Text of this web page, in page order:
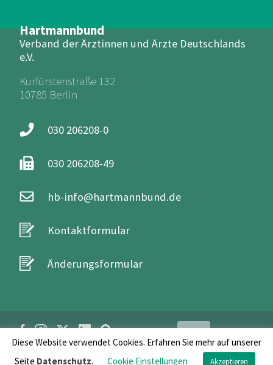
Hartmannbund
Verband der Ärztinnen und Ärzte Deutschlands
e.V.
Kurfürstenstraße 132
10785 Berlin
030 206208-0
030 206208-49
hb-info@hartmannbund.de
Kontaktformular
Änderungsformular
Login
FAQs Impressum / Datenschutz
Diese Website verwendet Cookies. Erfahren Sie mehr auf unserer
Seite Datenschutz. Cookie Einstellungen Akzeptieren